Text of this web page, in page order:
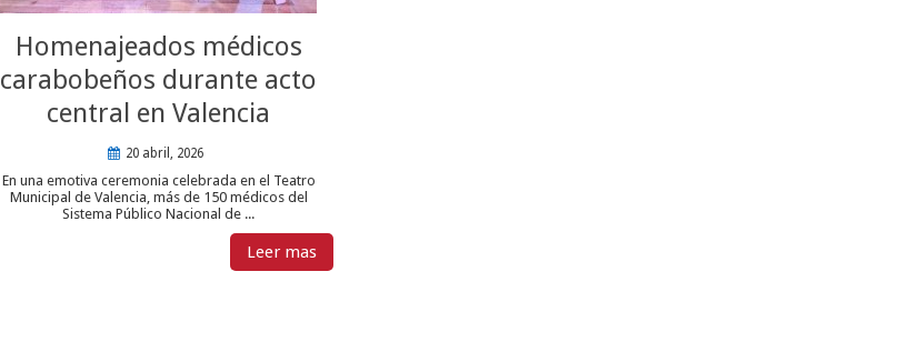
Homenajeados médicos
carabobeños durante acto
central en Valencia
20 abril, 2026
En una emotiva ceremonia celebrada en el Teatro
Municipal de Valencia, más de 150 médicos del
Sistema Público Nacional de ...
Leer mas